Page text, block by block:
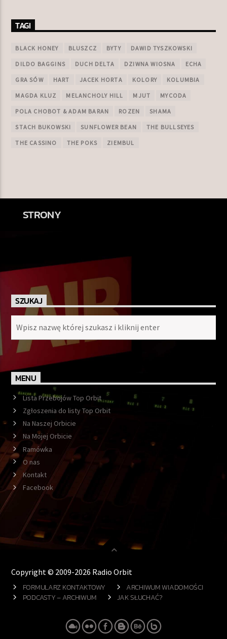
TAGI
BLACK HONEY BLUSZCZ BYTY DAWID TYSZKOWSKI
DILDO BAGGINS DUCH DELTA DZIWNA WIOSNA ECHA
GRA SÓW HART JACEK HORTA KOLORY KOLUMBIA
MAGDA KLUZ MELANCHOLY HILL MJUT MYCODA
POLA CHOBOT & ADAM BARAN ROZEN SHAMA
STACH BUKOWSKI SUNFLOWER BEAN THE BULLSEYES
THE CASSINO THE POKS ZIEMBUL
STRONY
SZUKAJ
MENU
Lista Przebojów Top Orbit
Zgłoszenia do listy Top Orbit
Na Naszej Orbicie
Na Mojej Orbicie
Ramówka
O nas
Kontakt
Facebook
Copyright © 2009-2026 Radio Orbit
FORMULARZ KONTAKTOWY
ARCHIWUM WIADOMOŚCI
PODCASTY – ARCHIWUM
JAK SŁUCHAĆ?